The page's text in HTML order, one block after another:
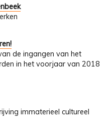
de ingangen van het
in het voorjaar van 2018
immaterieel cultureel